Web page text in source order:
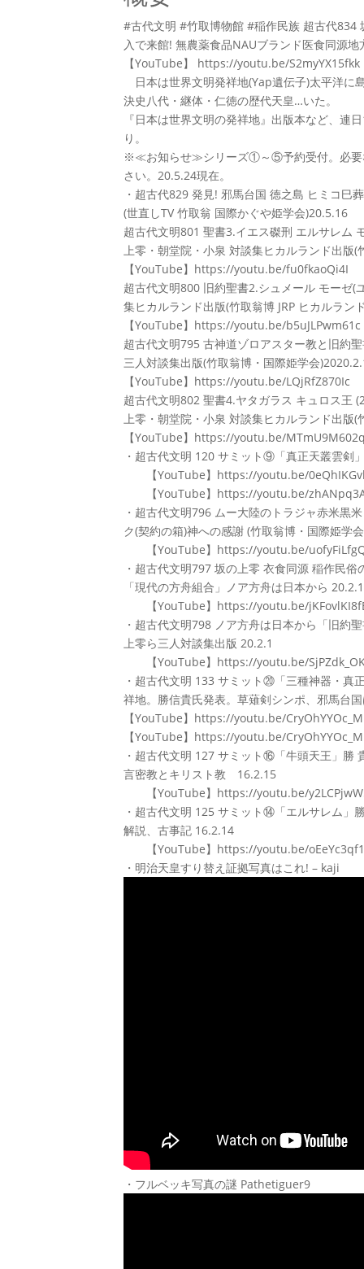
#古代文明 #竹取博物館 #稲作民族 超古代
入で来館! 無農薬食品NAUブランド医食同源
【YouTube】 https://youtu.be/S2myYX15fkk
日本は世界文明発祥地(Yap遺伝子)太平洋に
決史八代・継体・仁徳の歴代天皇…いた。
『日本は世界文明の発祥地』出版本など、
り。
※≪お知らせ≫シリーズ①～⑤予約受付。必要
さい。20.5.24現在。
・超古代829 発見! 邪馬台国 徳之島 ヒミコ巳
(世直しTV 竹取翁 国際かぐや姫学会)20.5.16
超古代文明801 聖書3.イエス磔刑 エルサレム
上零・朝堂院・小泉 対談集ヒカルランド出版(
【YouTube】https://youtu.be/fu0fkaoQi4I
超古代文明800 旧約聖書2.シュメール モーゼ
集ヒカルランド出版(竹取翁博 JRP ヒカルラン
【YouTube】https://youtu.be/b5uJLPwm61c
超古代文明795 古神道ゾロアスター教と旧約
三人対談集出版(竹取翁博・国際姫学会
【YouTube】https://youtu.be/LQjRfZ870Ic
超古代文明802 聖書4.ヤタガラス キュロス王
上零・朝堂院・小泉 対談集ヒカルランド出版(
【YouTube】https://youtu.be/
・超古代文明 120 サミット⑨「真正天叢雲剣
【YouTube】https://youtu.be/
【YouTube】https://youtu.be/
・超古代文明796 ムー大陸のトラジャ赤米黒
ク(契約の箱)神への感謝 (竹取翁博・国際姫学
【YouTube】https://youtu.be/
・超古代文明797 坂の上零 衣食同源 稲作民
「現代の方舟組合」ノア方舟は日本から 20.2.1
【YouTube】https://youtu.be/
・超古代文明798 ノア方舟は日本から「旧約
上零ら三人対談集出版 20.2.1
【YouTube】https://youtu.be/
・超古代文明 133 サミット⑳「三種神器・真
祥地。勝信貴氏発表。草薙剣シンポ、邪馬
【YouTube】https://youtu.be/CryOhYYOc_M
【YouTube】https://youtu.be/CryOhYYOc_M
・超古代文明 127 サミット⑯「牛頭天王」勝
言密教とキリスト教 16.2.15
【YouTube】https://youtu.be/
・超古代文明 125 サミット⑭「エルサレム」
解説、古事記 16.2.14
【YouTube】https://youtu.be/
・明治天皇すり替え証拠写真はこれ! – kaji
・フルベッキ写真の謎 Pathetiguer9